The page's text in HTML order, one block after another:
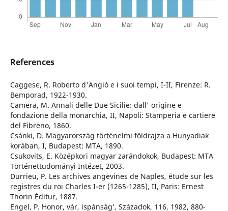
References
Caggese, R. Roberto d'Angiò e i suoi tempi, I-II, Firenze: R.
Bemporad, 1922-1930.
Camera, M. Annali delle Due Sicilie: dall' origine e
fondazione della monarchia, II, Napoli: Stamperia e cartiere
del Fibreno, 1860.
Csánki, D. Magyarország történelmi földrajza a Hunyadiak
korában, I, Budapest: MTA, 1890.
Csukovits, E. Középkori magyar zarándokok, Budapest: MTA
Történettudományi Intézet, 2003.
Durrieu, P. Les archives angevines de Naples, étude sur les
registres du roi Charles I-er (1265-1285), II, Paris: Ernest
Thorin Éditur, 1887.
Engel, P. ʻHonor, vár, ispánságʼ, Századok, 116, 1982, 880-